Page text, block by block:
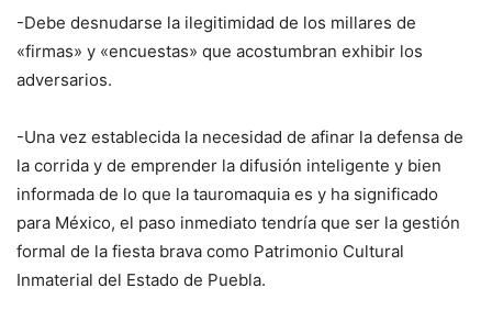
-Debe desnudarse la ilegitimidad de los millares de
«firmas» y «encuestas» que acostumbran exhibir los
adversarios.
-Una vez establecida la necesidad de afinar la defensa de
la corrida y de emprender la difusión inteligente y bien
informada de lo que la tauromaquia es y ha significado
para México, el paso inmediato tendría que ser la gestión
formal de la fiesta brava como Patrimonio Cultural
Inmaterial del Estado de Puebla.